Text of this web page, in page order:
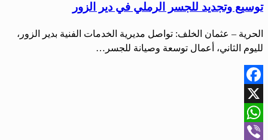
توسيع وتجديد للجسر الرملي في دير الزور
الحرية – عثمان الخلف: تواصل مديرية الخدمات الفنية بدير الزور،
لليوم الثاني، أعمال توسعة وصيانة للجسر…
Facebook
X
WhatsApp